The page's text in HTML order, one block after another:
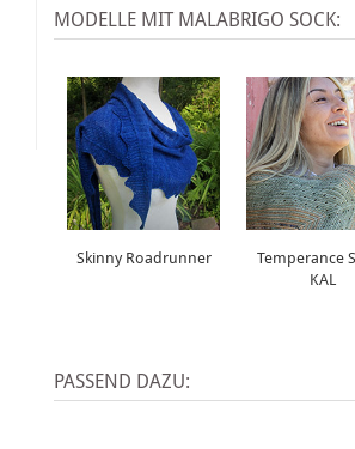
MODELLE MIT MALABRIGO SOCK:
Skinny Roadrunner
Temperance
KAL
PASSEND DAZU: